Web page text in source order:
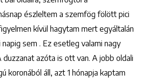
észleltem a szemfög fölött pici
kívül hagytam mert egyáltalán
sem . Ez esetleg valami nagy
azóta is ott van. A jobb oldali
koronából áll, azt 1 hónapja kaptam